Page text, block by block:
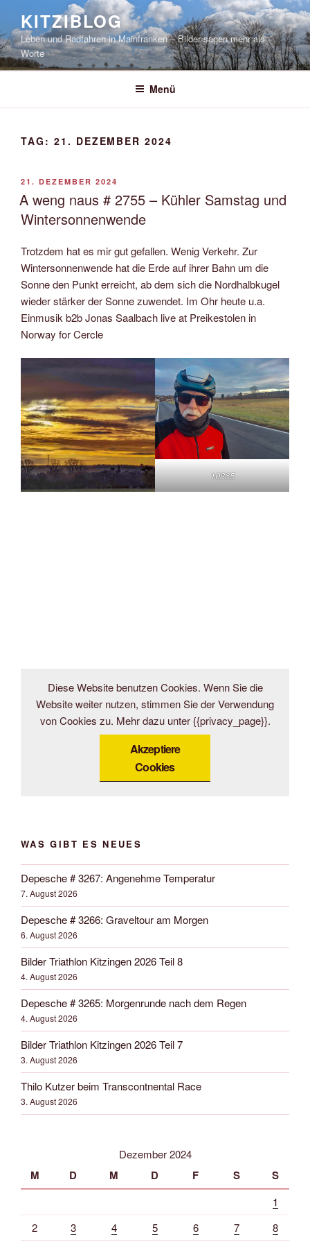
springen
KITZIBLOG
Leben und Radfahren in Mainfranken – Bilder sagen mehr als
Worte
Menü
TAG: 21. DEZEMBER 2024
VERÖFFENTLICHT
AM
21. DEZEMBER 2024
A weng naus # 2755 – Kühler Samstag und
Wintersonnenwende
Trotzdem hat es mir gut gefallen. Wenig Verkehr. Zur
Wintersonnenwende hat die Erde auf ihrer Bahn um die
Sonne den Punkt erreicht, ab dem sich die Nordhalbkugel
wieder stärker der Sonne zuwendet. Im Ohr heute u.a.
Einmusik b2b Jonas Saalbach live at Preikestolen in
Norway for Cercle
10865
Diese Website benutzen Cookies. Wenn Sie die
Website weiter nutzen, stimmen Sie der Verwendung
von Cookies zu. Mehr dazu unter {{privacy_page}}.
Akzeptiere
Cookies
WAS GIBT ES NEUES
Depesche # 3267: Angenehme Temperatur
7. August 2026
Depesche # 3266: Graveltour am Morgen
6. August 2026
Bilder Triathlon Kitzingen 2026 Teil 8
4. August 2026
Depesche # 3265: Morgenrunde nach dem Regen
4. August 2026
Bilder Triathlon Kitzingen 2026 Teil 7
3. August 2026
Thilo Kutzer beim Transcontnental Race
3. August 2026
Dezember 2024
M D M D F S S
1
2
3 4 5 6 7 8